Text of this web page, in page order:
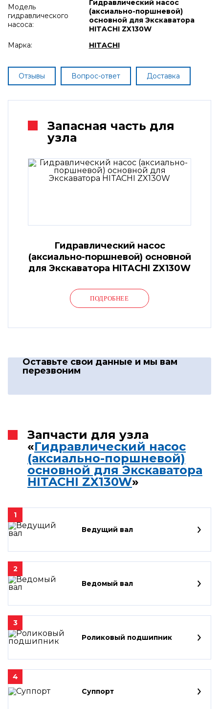
Модель
гидравлического
насоса:
Гидравлический насос
(аксиально-поршневой)
основной для Экскаватора
HITACHI ZX130W
Марка:
HITACHI
Отзывы Вопрос-ответ Доставка
Запасная часть для
узла
Гидравлический насос
(аксиально-поршневой) основной
для Экскаватора HITACHI ZX130W
ПОДРОБНЕЕ
Оставьте свои данные и мы вам
перезвоним
Запчасти для узла
«Гидравлический насос
(аксиально-поршневой)
основной для Экскаватора
HITACHI ZX130W»
1
Ведущий вал
2
Ведомый вал
3
Роликовый подшипник
4
Суппорт